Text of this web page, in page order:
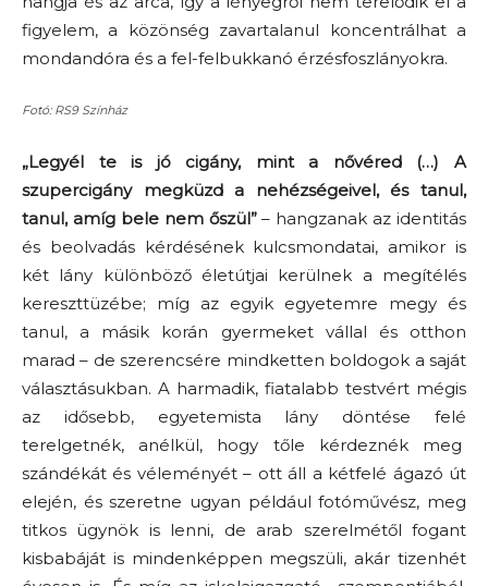
figyelem, a közönség zavartalanul koncentrálhat a
mondandóra és a fel-felbukkanó érzésfoszlányokra.
Fotó: RS9 Színház
„Legyél te is jó cigány, mint a nővéred (…) A
szupercigány megküzd a nehézségeivel, és tanul,
tanul, amíg bele nem őszül”– hangzanak az identitás
és beolvadás kérdésének kulcsmondatai, amikor is
két lány különböző életútjai kerülnek a megítélés
kereszttüzébe; míg az egyik egyetemre megy és
tanul, a másik korán gyermeket vállal és otthon
marad – de szerencsére mindketten boldogok a saját
választásukban. A harmadik, fiatalabb testvért mégis
az idősebb, egyetemista lány döntése felé
terelgetnék, anélkül, hogy tőle kérdeznék meg
szándékát és véleményét – ott áll a kétfelé ágazó út
elején, és szeretne ugyan például fotóművész, meg
titkos ügynök is lenni, de arab szerelmétől fogant
kisbabáját is mindenképpen megszüli, akár tizenhét